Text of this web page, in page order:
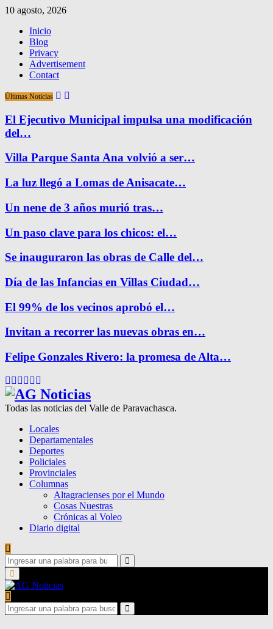
10 agosto, 2026
Inicio
Blog
Privacy
Advertisement
Contact
Últimas Noticias
El Ejecutivo Municipal impulsa una modificación
del…
Villa Parque Santa Ana volvió a ser…
La luz llegó a Lomas de Anisacate…
Un nene de 3 años murió tras…
Un paso clave para los chicos: el…
Se inauguraron las obras de Calle del…
Día de las Infancias en Villas Ciudad…
El 99% de los vecinos aprobó el…
Invitan a recorrer las nuevas obras en…
Felipe Gonzales Rivero: la promesa de Alta…
Facebook
Twitter
Instagram
Pinterest
Google
Todas las noticias del Valle de Paravachasca.
Locales
Departamentales
Deportes
Policiales
Provinciales
Columnas
Altagracienses por el Mundo
Cosas Nuestras
Crónicas al Voleo
Diario digital
Search
for:
Search
Primary
Menu
Search
for:
Search